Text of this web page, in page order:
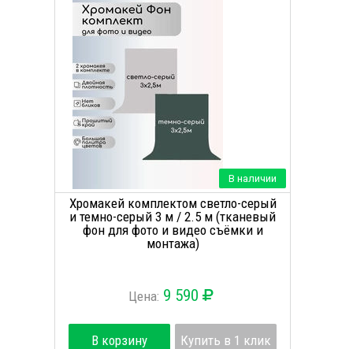
В наличии
Хромакей комплектом светло-серый
и темно-серый 3 м / 2.5 м (тканевый
фон для фото и видео съёмки и
монтажа)
Цена: 9 590
В корзину Купить в 1 клик